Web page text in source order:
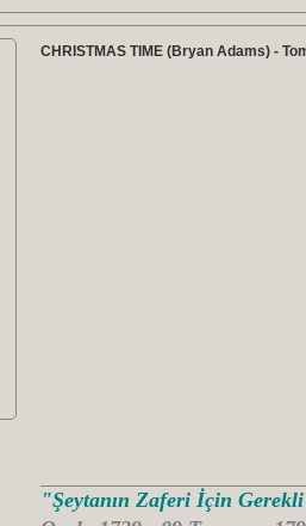
CHRISTMAS TIME (Bryan Adams) -
"Şeytanın Zaferi İçin